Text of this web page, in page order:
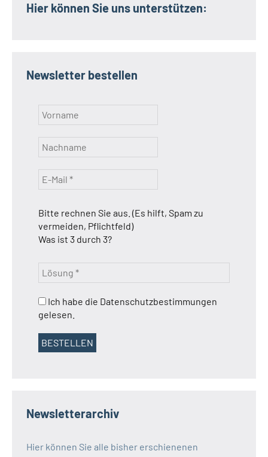
Hier können Sie uns unterstützen:
Newsletter bestellen
Bitte rechnen Sie aus. (Es hilft, Spam zu
vermeiden, Pflichtfeld)
Was ist 3 durch 3?
Ich habe die Datenschutzbestimmungen
gelesen.
Newsletterarchiv
Hier können Sie alle bisher erschienenen